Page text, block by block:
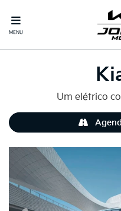
MENU
Um elétrico